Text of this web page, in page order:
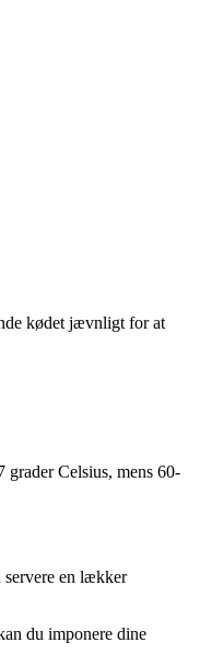
kødet jævnligt for at
grader Celsius, mens 60-
servere en lækker
du imponere dine